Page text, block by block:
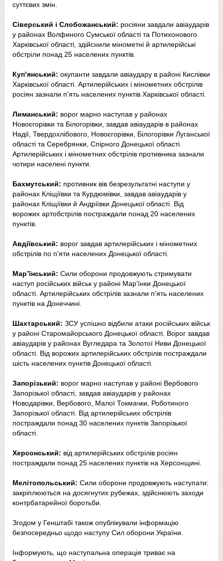
суттєвих змін.
Сіверський і Слобожанський: росіяни завдали авіаударів
у районах Волфиного Сумської області та Потихонового
Харківської області, здійснили мінометні й артилерійські
обстріли понад 25 населених пунктів.
Куп’янський: окупанти завдали авіаудару в районі Кислівки
Харківської області. Артилерійських і мінометних обстрілів
росіян зазнали п'ять населених пунктів Харківської області.
Лиманський: ворог марно наступав у районах
Новоєгорівки та Білогорівки, завдав авіаударів в районах
Надії, Твердохлібового, Новоєгорівки, Білогорівки Луганської
області та Серебрянки, Спірного Донецької області.
Артилерійських і мінометних обстрілів противника зазнали
чотири населені пункти.
Бахмутський: противник вів безрезультатні наступи у
районах Кліщіївки та Курдюмівки, завдав авіаударів у
районах Кліщіївки й Андріївки Донецької області. Від
ворожих артобстрілів постраждали понад 20 населених
пунктів.
Авдіївський: ворог завдав артилерійських і мінометних
обстрілів по пʼяти населених Донецької області.
Мар’їнський: Сили оборони продовжують стримувати
наступ російських військ у районі Мар’їнки Донецької
області. Артилерійських обстрілів зазнали пʼять населених
пунктів на Донеччині.
Шахтарський: ЗСУ успішно відбили атаки російських військ
у районі Старомайорського Донецької області. Ворог завдав
авіаударів у районах Вугледара та Золотої Ниви Донецької
області. Від ворожих артилерійських обстрілів постраждали
шість населених пунктів Донецької області.
Запорізький: ворог марно наступав у районі Вербового
Запорізької області, завдав авіаударів у районах
Новодарівки, Вербового, Малої Токмачки, Роботиного
Запорізької області. Від артилерійських обстрілів
постраждали понад 30 населених пунктів Запорізької
області.
Херсонський: від артилерійських обстрілів росіян
постраждали понад 25 населених пунктів на Херсонщині.
Мелітопольський: Сили оборони продовжують наступати:
закріплюються на досягнутих рубежах, здійснюють заходи
контрбатарейної боротьби.
Згодом у Генштабі також опублікували інформацію
безпосередньо щодо наступу Сил оборони України.
Інформують, що наступальна операція триває на